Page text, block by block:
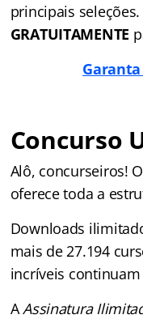
principais
GRATUITAMENTE
Concurso
Alô, concurseiros!
oferece toda a
Downloads
mais de 27.194
incríveis
AAssinatura